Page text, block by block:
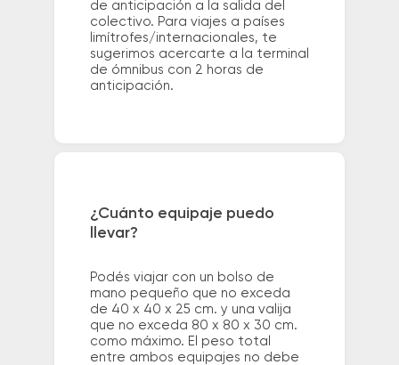
de anticipación a la salida del
colectivo. Para viajes a países
limítrofes/internacionales, te
sugerimos acercarte a la terminal
de ómnibus con 2 horas de
anticipación.
¿Cuánto equipaje puedo
llevar?
Podés viajar con un bolso de
mano pequeño que no exceda
de 40 x 40 x 25 cm. y una valija
que no exceda 80 x 80 x 30 cm.
como máximo. El peso total
entre ambos equipajes no debe